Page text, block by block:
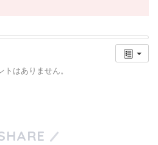
はありません。